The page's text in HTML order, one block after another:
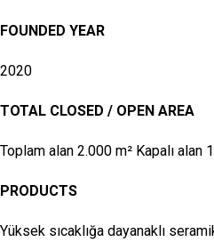
FOUNDED YEAR
2020
TOTAL CLOSED / OPEN AREA
Toplam alan 2.000 m² Kapalı alan
PRODUCTS
Yüksek sıcaklığa dayanaklı